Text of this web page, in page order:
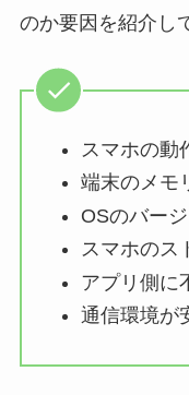
のか要因を紹介し
スマホの動
端末のメモ
OSのバー
スマホのス
アプリ側に
通信環境が